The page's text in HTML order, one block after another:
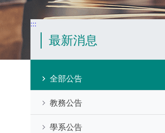
:::
最新消息
全部公告
教務公告
學系公告